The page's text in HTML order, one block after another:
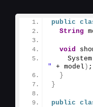
public
String
void
"
+ model ) ;
}
}
public